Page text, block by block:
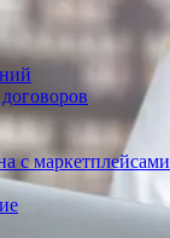
с маркетплейсами